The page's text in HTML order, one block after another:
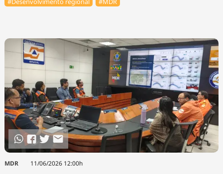
MDR 11/06/2026 12:00h